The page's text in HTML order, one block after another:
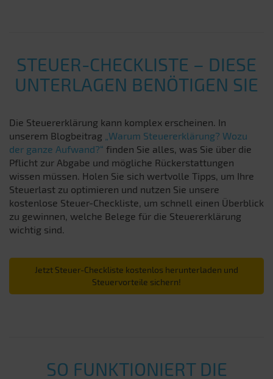
STEUER-CHECKLISTE – DIESE
UNTERLAGEN BENÖTIGEN SIE
Die Steuererklärung kann komplex erscheinen. In
unserem Blogbeitrag „Warum Steuererklärung? Wozu
der ganze Aufwand?“ finden Sie alles, was Sie über die
Pflicht zur Abgabe und mögliche Rückerstattungen
wissen müssen. Holen Sie sich wertvolle Tipps, um Ihre
Steuerlast zu optimieren und nutzen Sie unsere
kostenlose Steuer-Checkliste, um schnell einen Überblick
zu gewinnen, welche Belege für die Steuererklärung
wichtig sind.
Jetzt Steuer-Checkliste kostenlos herunterladen und
Steuervorteile sichern!
SO FUNKTIONIERT DIE